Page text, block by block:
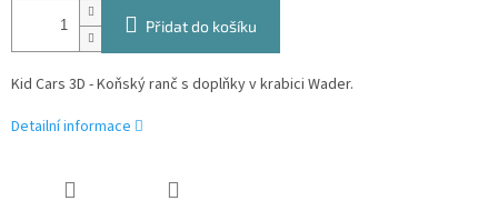
Přidat do košíku
Kid Cars 3D - Koňský ranč s doplňky v krabici Wader.
Detailní informace